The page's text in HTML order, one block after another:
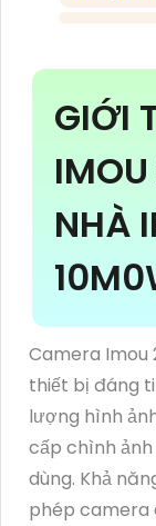
GIỚI
NHÀ
Camera Imou
thiết bị đáng
lượng hình
cấp chình
dùng. Khả
phép camera